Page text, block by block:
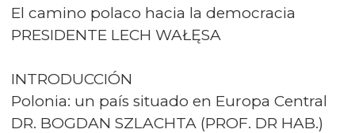
El camino polaco hacia la democracia
PRESIDENTE LECH WAŁĘSA
INTRODUCCIÓN
Polonia: un país situado en Europa Central
DR. BOGDAN SZLACHTA (PROF. DR HAB.)